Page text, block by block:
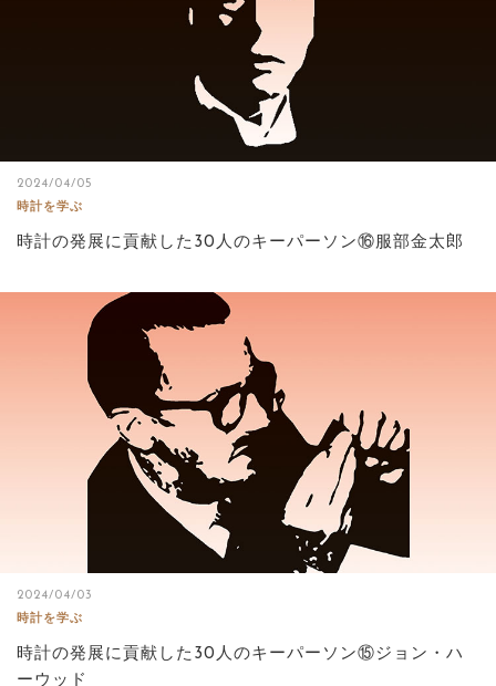
2024/04/05
時計を学ぶ
時計の発展に貢献した30人のキーパーソン⑯服部金太郎
2024/04/03
時計を学ぶ
時計の発展に貢献した30人のキーパーソン⑮ジョン・ハ
ーウッド